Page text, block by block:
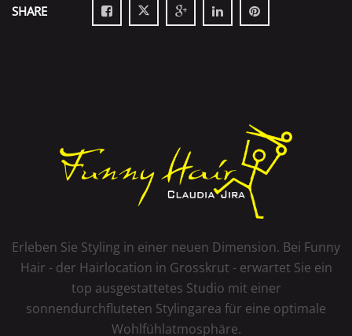
SHARE
Erleben Sie Styling in einer neuen Dimension. Bei Funny
Hair - der Hairlocation in Grosskrut - erwartet Sie ein
top ausgestattetes Studio mit einer
sonnendurchfluteten Stylingarea für eine optimale
Wohlfühlatmosphäre.